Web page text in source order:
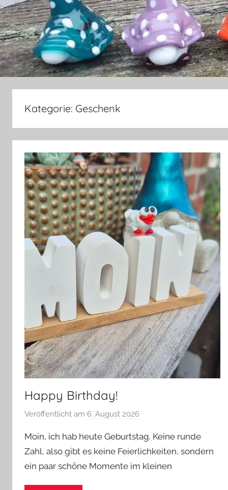
Kategorie: Geschenk
Happy Birthday!
Veröffentlicht am 6. August 2026
n
G
l
Moin, ich hab heute Geburtstag. Keine runde
Zahl, also gibt es keine Feierlichkeiten, sondern
ein paar schöne Momente im kleinen